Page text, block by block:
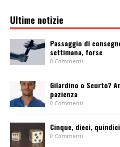
Ultime notizie
Passaggio di
settimana, forse
0 Commenti
Gilardino o Scurto?
pazienza
0 Commenti
Cinque, dieci,
0 Commenti